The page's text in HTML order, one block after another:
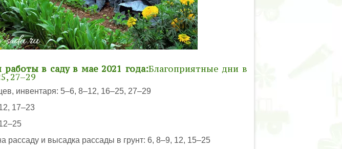
в саду в мае 2021 года:Благоприятные дни в
27–29
инвентаря: 5–6, 8–12, 16–25, 27–29
17–23
рассаду и высадка рассады в грунт: 6, 8–9, 12, 15–25